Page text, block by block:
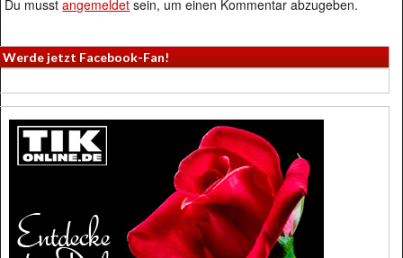
Du musstangemeldet sein, um einen Kommentar abzugeben.
Werde jetzt Facebook-Fan!